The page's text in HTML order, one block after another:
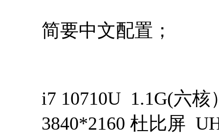
简要中文配置；
i7 10710U 1.1G(六
3840*2160 杜比屏